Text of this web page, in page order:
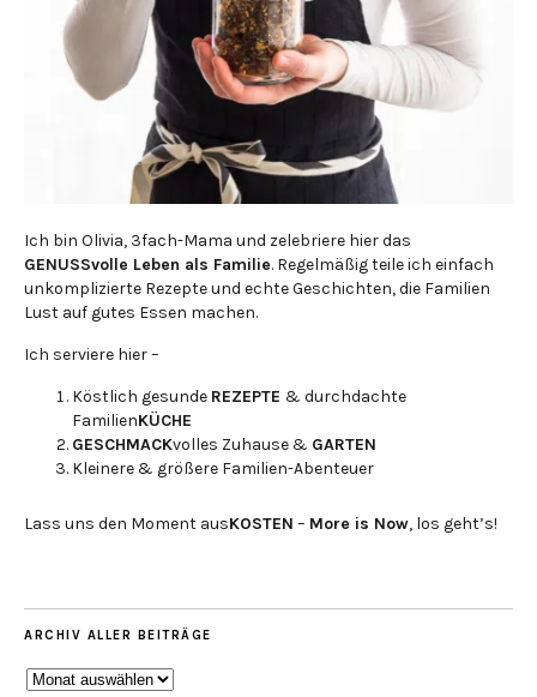
Ich bin Olivia, 3fach-Mama und zelebriere hier das
GENUSSvolle Leben als Familie. Regelmäßig teile ich einfach
unkomplizierte Rezepte und echte Geschichten, die Familien
Lust auf gutes Essen machen.
Ich serviere hier –
Köstlich gesunde REZEPTE & durchdachte
FamilienKÜCHE
GESCHMACKvolles Zuhause & GARTEN
Kleinere & größere Familien-Abenteuer
Lass uns den Moment ausKOSTEN – More is Now, los geht’s!
ARCHIV ALLER BEITRÄGE
ARCHIV